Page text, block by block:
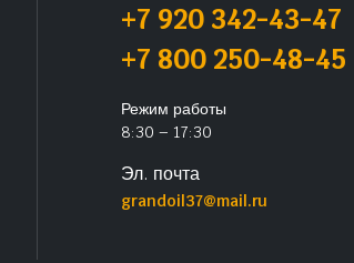
+7 920 342-43-47
+7 800 250-48-45
Режим работы
8:30 – 17:30
Эл. почта
grandoil37@mail.ru